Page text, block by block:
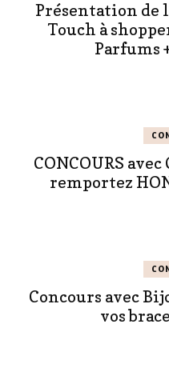
Présentation de
Touch à
Parfums
CONCOURS
remportez
Concours avec
vos